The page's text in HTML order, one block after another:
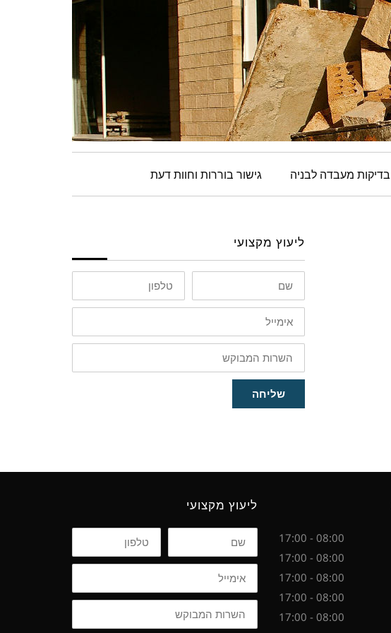
בדיקות מעבדה לבניה גישור בוררות וחוות דעת
ליעוץ מקצועי
שם טלפון
אימייל
השרות
המבוקש
שליחה
08:00 - 17:00
08:00 - 17:00
08:00 - 17:00
08:00 - 17:00
08:00 - 17:00
ליעוץ מקצועי
שם טלפון
אימייל
השרות
המבוקש